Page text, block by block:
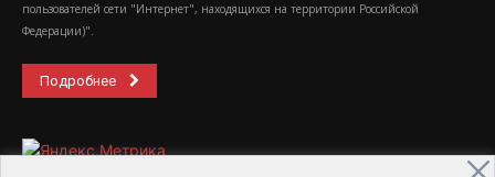
пользователей сети "Интернет", находящихся на территории Российской
Федерации)".
Подробнее